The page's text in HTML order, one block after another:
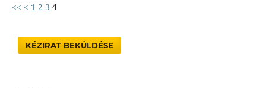
<< < 1 2 3 4
KÉZIRAT BEKÜLDÉSE